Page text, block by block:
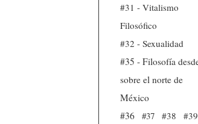
#31 - Vitalismo
Filosófico
#32 - Sexualidad
#35 - Filosofía
sobre el norte de
México
#36
#37 #38
#39